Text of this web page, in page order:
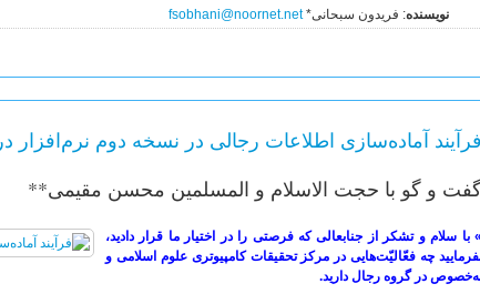
نویسنده: فریدون سبحانی*fsobhani@noornet.net
فرآیند آماده‌سازی اطلاعات رجالی در نسخه دوم نرم‌افزار
و گو با حجت الاسلام و المسلمین محسن مقیمی**
»با سلام و تشکر از جنابعالی که فرصتی را در اختیار ما قرار دادید،
چه فعّالیّت‌هایی در مرکز تحقیقات کامپیوتری علوم اسلامی و
در گروه رجال دارید.